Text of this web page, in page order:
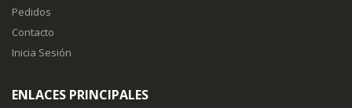
Pedidos
Contacto
Inicia Sesión
ENLACES PRINCIPALES